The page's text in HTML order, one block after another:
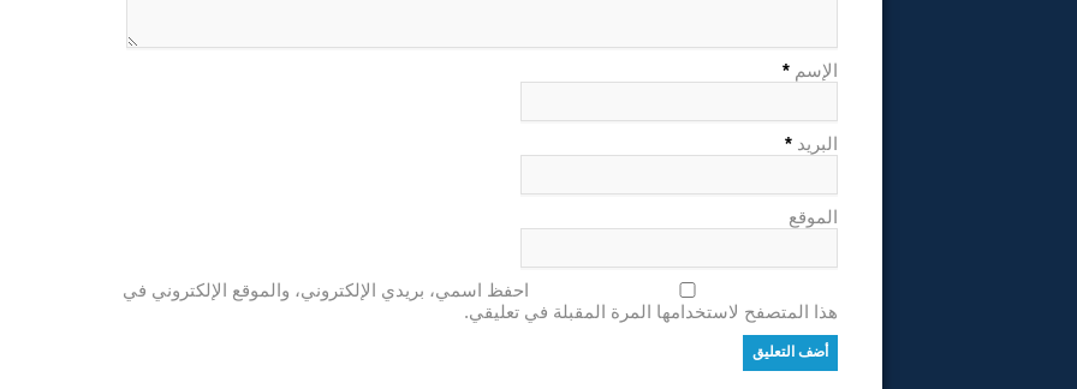
الإسم *
البريد *
الموقع
احفظ اسمي، بريدي الإلكتروني، والموقع الإلكتروني في
هذا المتصفح لاستخدامها المرة المقبلة في تعليقي.